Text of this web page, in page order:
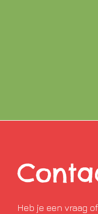
Heb je een vraag